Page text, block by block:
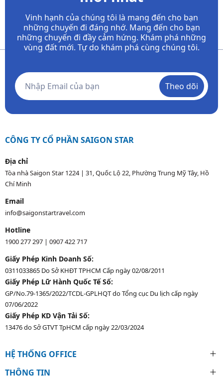
Vinh hạnh của chúng tôi là mang đến cho bạn
những chuyến đi đáng nhớ. Mang đến cho bạn
những chuyến đi đầy cảm hứng. Khám phá những
vùng đất mới. Tự do khám phá cùng chúng tôi.
Theo dõi
CÔNG TY CỔ PHẦN SAIGON STAR
Địa chỉ
Tòa nhà Saigon Star 1224 | 31, Quốc Lộ 22, Phường Trung Mỹ Tây, Hồ
Chí Minh
Email
info@saigonstartravel.com
Hotline
1900 277 297 | 0907 422 717
Giấy Phép Kinh Doanh Số:
0311033865 Do Sở KHĐT TPHCM Cấp ngày 02/08/2011
Giấy Phép Lữ Hành Quốc Tế Số:
GP/No.79-1365/2022/TCDL-GPLHQT do Tổng cục Du lịch cấp ngày
07/06/2022
Giấy Phép KD Vận Tải Số:
13476 do Sở GTVT TpHCM cấp ngày 22/03/2024
HỆ THỐNG OFFICE
THÔNG TIN